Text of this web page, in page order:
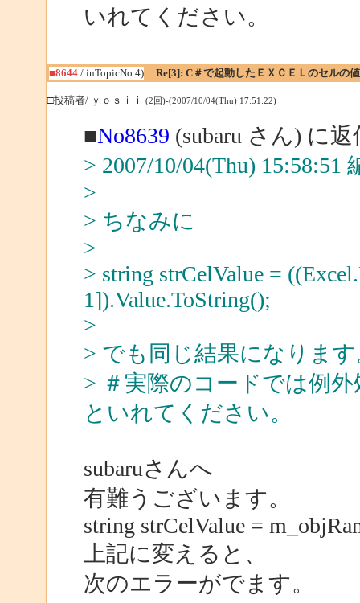
いれてください。
■8644/ inTopicNo.4) Re[3]: C＃で起動したＥＸＣＥＬのセルの
□投稿者/ ｙｏｓｉｉ (2回)-(2007/10/04(Thu) 17:51:22)
■No8639 (subaru さん) に返
> 2007/10/04(Thu) 15:58:51
>
> ちなみに
>
> string strCelValue =
1]).Value.ToString();
>
> でも同じ結果になりま
> ＃実際のコードでは例
といれてください。
subaruさんへ
有難うございます。
string strCelValue =
上記に変えると、
次のエラーがでます。